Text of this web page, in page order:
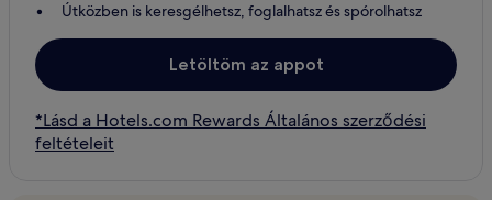
Útközben is keresgélhetsz, foglalhatsz és spórolhatsz
Letöltöm az appot
*Lásd a Hotels.com Rewards Általános szerződési
feltételeit